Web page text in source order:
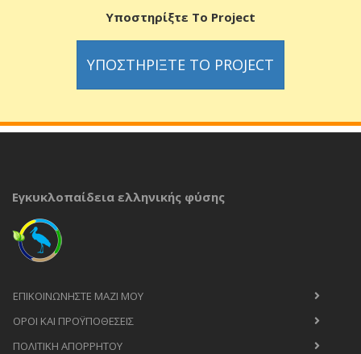
Υποστηρίξτε Το Project
ΥΠΟΣΤΗΡΊΞΤΕ ΤΟ PROJECT
Εγκυκλοπαίδεια ελληνικής φύσης
ΕΠΙΚΟΙΝΩΝΉΣΤΕ ΜΑΖΊ ΜΟΥ
ΟΡΟΙ ΚΑΙ ΠΡΟΫΠΟΘΈΣΕΙΣ
ΠΟΛΙΤΙΚΉ ΑΠΟΡΡΉΤΟΥ